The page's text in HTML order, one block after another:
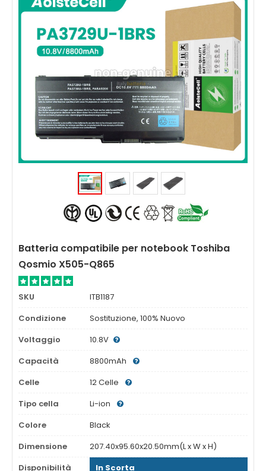
Batteria compatibile per notebook Toshiba
Qosmio X505-Q865
SKU
ITB1187
Condizione
Sostituzione, 100% Nuovo
Voltaggio
10.8V
Capacità
8800mAh
Celle
12 Celle
Tipo cella
Li-ion
Colore
Black
Dimensione
207.40x95.60x20.50mm(L x W x H)
Disponibilità
In Scorta